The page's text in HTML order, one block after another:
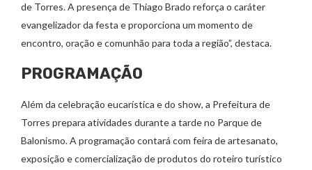
de Torres. A presença de Thiago Brado reforça o caráter
evangelizador da festa e proporciona um momento de
encontro, oração e comunhão para toda a região”, destaca.
PROGRAMAÇÃO
Além da celebração eucarística e do show, a Prefeitura de
Torres prepara atividades durante a tarde no Parque de
Balonismo. A programação contará com feira de artesanato,
exposição e comercialização de produtos do roteiro turístico